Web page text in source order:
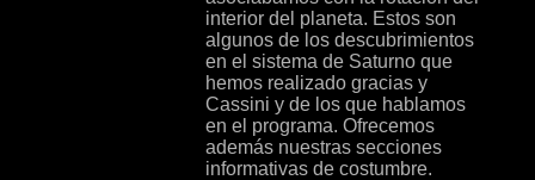
interior del planeta. Estos son
algunos de los descubrimientos
en el sistema de Saturno que
hemos realizado gracias y
Cassini y de los que hablamos
en el programa. Ofrecemos
además nuestras secciones
informativas de costumbre.